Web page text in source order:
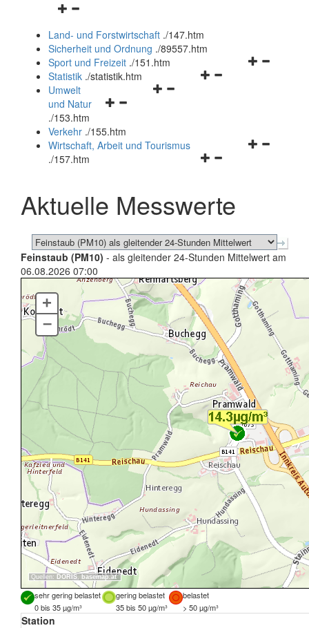
Navigationsmenü
und
schließen
Land- und Forstwirtschaft ./147.htm
Sicherheit und Ordnung ./89557.htm
Navigationsmenü
Sport und Freizeit ./151.htm
Navigationsmenü
Statistik ./statistik.htm
Navigationsmenü
und
schließen
Umwelt
und Natur
./153.htm
Verkehr ./155.htm
Navigationsmenü
schließen
Wirtschaft, Arbeit und Tourismus
./157.htm
Aktuelle Messwerte
Feinstaub (PM10) - als gleitender 24-Stunden Mittelwert am
06.08.2026 07:00
Quellen: DORIS, basemap.at
+
–
sehr gering belastet gering belastet
belastet
0 bis 35 µg/m³
35 bis 50 µg/m³ > 50 µg/m³
Station